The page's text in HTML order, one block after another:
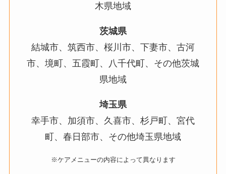
木県地域
茨城県
結城市、筑西市、桜川市、下妻市、古河
市、境町、五霞町、八千代町、その他茨城
県地域
埼玉県
幸手市、加須市、久喜市、杉戸町、宮代
町、春日部市、その他埼玉県地域
※ケアメニューの内容によって異なります